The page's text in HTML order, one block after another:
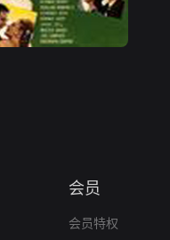
会员
会员特权